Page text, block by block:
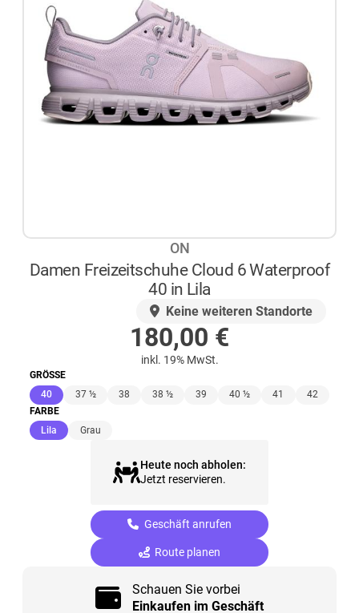
ON
Damen Freizeitschuhe Cloud 6 Waterproof
40 in Lila
Keine weiteren Standorte
180,00 €
inkl. 19% MwSt.
GRÖSSE
40(ausgewählt)
37 ½ 38 38 ½ 39 40 ½ 41
42
FARBE
Lila (ausgewählt)
Grau
Heute noch abholen:
Jetzt reservieren.
Geschäft anrufen
Route planen
Schauen Sie vorbei
Einkaufen im Geschäft